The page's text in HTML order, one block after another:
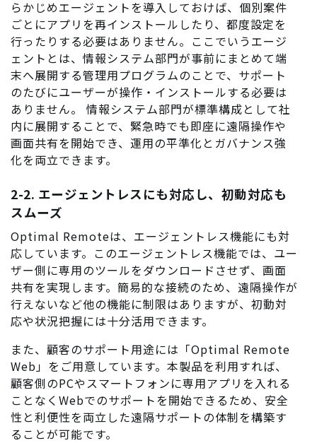
らかじめエージェントを導入しておけば、個別案件
ごとにアプリを再インストールしたり、都度設定を
行ったりする必要はありません。ここでいうエージ
ェントとは、情報システム部門が事前にまとめて端
末へ展開する管理用プログラムのことで、サポート
のたびにユーザーが操作・インストールする必要は
ありません。 情報システム部門が標準構成として社
内に展開することで、緊急時でも即座に遠隔操作や
画面共有を開始でき、運用の平準化とガバナンス強
化を両立できます。
2-2. エージェントレスにも対応し、初動対応も
スムーズ
Optimal Remoteは、エージェントレス機能にも対
応しています。このエージェントレス機能では、ユー
ザー側に専用のツールをダウンロードさせず、画面
共有を実現します。簡易的な接続のため、遠隔操作が
行えないなど他の機能に制限はありますが、初動対
応や状況把握には十分活用できます。
また、顧客のサポート用途には「Optimal Remote
Web」をご用意しています。本製品を利用すれば、
顧客側のPCやスマートフォンに専用アプリを入れる
ことなくWebでのサポートを開始できるため、安全
性と利便性を両立した遠隔サポートの体制を構築す
ることが可能です。